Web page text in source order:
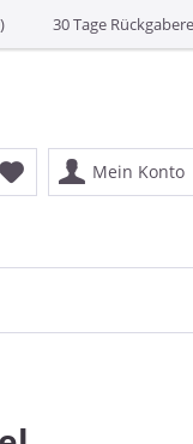
30 Tage
Mein Konto